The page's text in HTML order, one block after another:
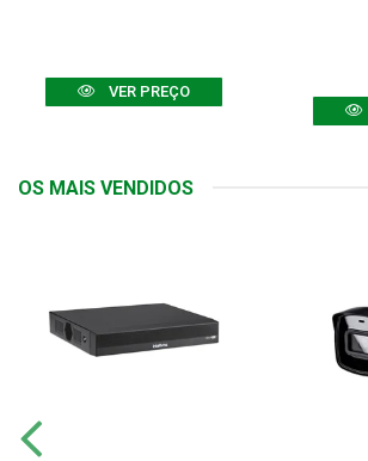
VER PREÇO
OS MAIS VENDIDOS